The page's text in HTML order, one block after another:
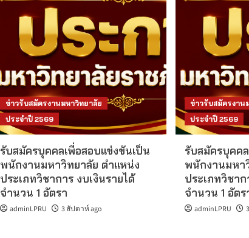
ข่าวรับสมัครงานมหาวิทยาลัย
ประจำปี 2569
รับสมัครบุคคลเพื่อสอบแข่งขันเป็น
พนักงานมหาวิทยาลัย ตำแหน่ง
ประเภทวิชาการ งบเงินรายได้
จำนวน 1 อัตรา
adminLPRU 3 สัปดาห์ ago
ข่าวรับสมัครงาน
ประจำปี 2569
รับสมัครบุคค
พนักงานมหา
ประเภทวิชาก
จำนวน 1 อัตร
adminLPRU